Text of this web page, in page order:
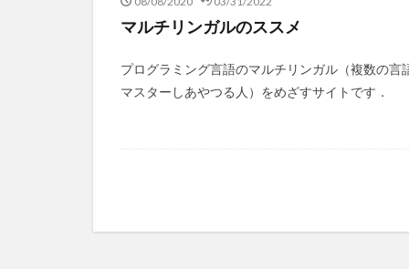
マルチリンガルのススメ
プログラミング言語のマルチリンガル（複数の言
マスターしあやつる人）をめざすサイトです．